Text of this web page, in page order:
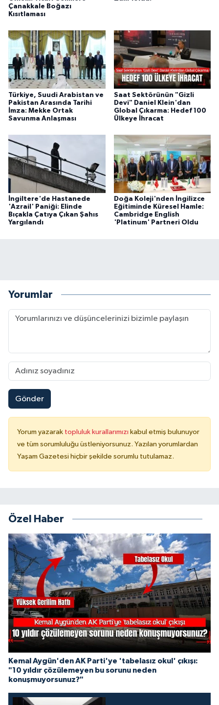
Çanakkale Boğazı
Kısıtlaması
Türkiye, Suudi Arabistan ve
Pakistan Arasında Tarihi
İmza: Mekke Ortak
Savunma Anlaşması
Saat Sektörünün "Gizli
Devi" Daniel Klein'dan
Global Çıkarma: Hedef 100
Ülkeye İhracat
İngiltere'de Hastanede
'Azrail' Paniği: Elinde
Bıçakla Çatıya Çıkan Şahıs
Yargılandı
Doğa Koleji'nden İngilizce
Eğitiminde Küresel Hamle:
Cambridge English
'Platinum' Partneri Oldu
Yorumlar
Gönder
Yorum yazarak topluluk kurallarımızı kabul etmiş bulunuyor
ve tüm sorumluluğu üstleniyorsunuz. Yazılan yorumlardan
Yaşam Gazetesi hiçbir şekilde sorumlu tutulamaz.
Özel Haber
Kemal Aygün'den AK Parti'ye 'tabelasız okul' çıkışı:
"10 yıldır çözülemeyen bu sorunu neden
konuşmuyorsunuz?"